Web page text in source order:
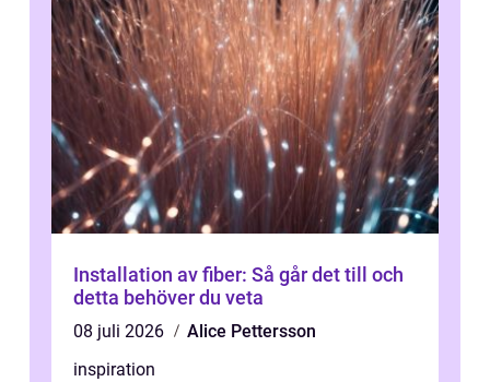
Installation av fiber: Så går det till och
detta behöver du veta
08 juli 2026
Alice Pettersson
inspiration